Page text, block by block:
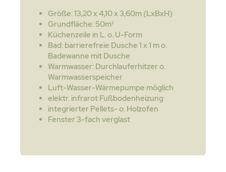
Größe: 13,20 x 4,10 x 3,60m (LxBxH)
Grundfläche: 50m²
Küchenzeile in L. o. U-Form
Bad: barrierefreie Dusche 1 x 1 m o.
Badewanne mit Dusche
Warmwasser: Durchlauferhitzer o.
Warmwasserspeicher
Luft-Wasser-Wärmepumpe möglich
elektr. infrarot Fußbodenheizung
integrierter Pellets- o. Holzofen
Fenster 3-fach verglast